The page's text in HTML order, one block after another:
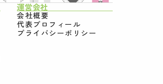
運営会社
会社概要
代表プロフィール
プライバシーポリシー